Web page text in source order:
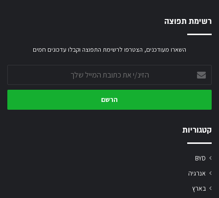
רשימת תפוצה
השארו מעודכנים, הצטרפו לרשימת התפוצה וקבלו עדכונים חמים
את
כתובת
שלך
קטגוריות
BYD
אנרגיה
בארץ